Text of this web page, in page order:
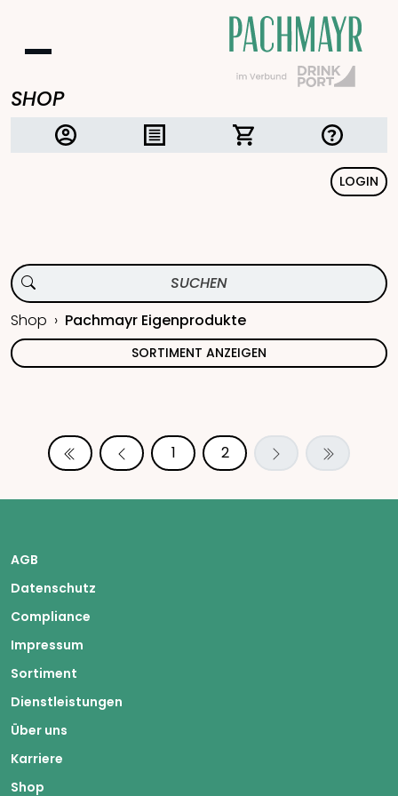
SHOP
LOGIN
Shop Pachmayr Eigenprodukte
SORTIMENT ANZEIGEN
1 2
AGB
Datenschutz
Compliance
Impressum
Sortiment
Dienstleistungen
Über uns
Karriere
Shop